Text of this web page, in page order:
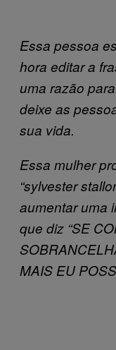
Essa pessoa
hora editar a
uma razão
deixe as
sua vida.
Essa mulher
“sylvester
aumentar uma
que diz “SE
MAIS EU